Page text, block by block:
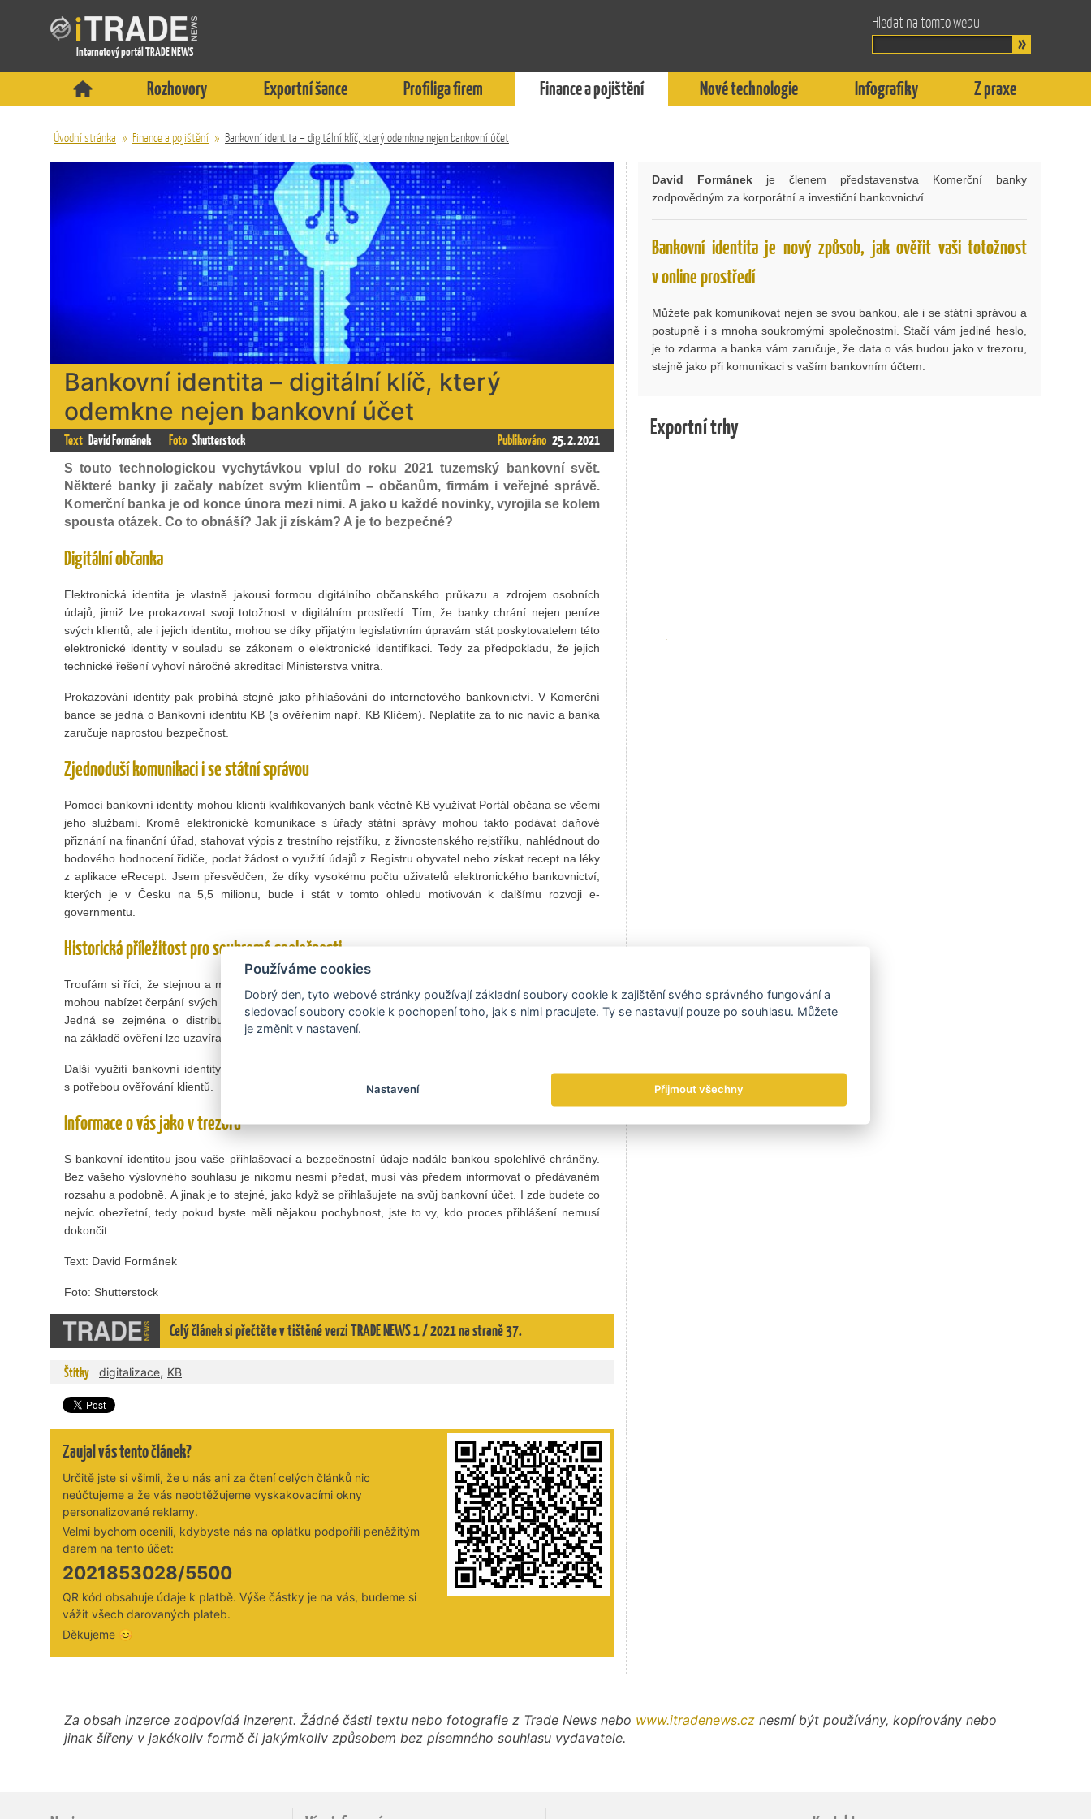
Internetový portál TRADE NEWS
Hledat na tomto webu
Rozhovory Exportní šance Profiliga firem Finance a pojištění Nové technologie Infografiky Z praxe
Úvodní stránka » Finance a pojištění » Bankovní identita – digitální klíč, který odemkne nejen bankovní účet
Bankovní identita – digitální klíč, který
odemkne nejen bankovní účet
Text David Formánek Foto Shutterstock Publikováno 25. 2. 2021
S touto technologickou vychytávkou vplul do roku 2021 tuzemský bankovní svět.
Některé banky ji začaly nabízet svým klientům – občanům, firmám i veřejné správě.
Komerční banka je od konce února mezi nimi. A jako u každé novinky, vyrojila se kolem
spousta otázek. Co to obnáší? Jak ji získám? A je to bezpečné?
Digitální občanka
Elektronická identita je vlastně jakousi formou digitálního občanského průkazu a zdrojem osobních
údajů, jimiž lze prokazovat svoji totožnost v digitálním prostředí. Tím, že banky chrání nejen peníze
svých klientů, ale i jejich identitu, mohou se díky přijatým legislativním úpravám stát poskytovatelem této
elektronické identity v souladu se zákonem o elektronické identifikaci. Tedy za předpokladu, že jejich
technické řešení vyhoví náročné akreditaci Ministerstva vnitra.
Prokazování identity pak probíhá stejně jako přihlašování do internetového bankovnictví. V Komerční
bance se jedná o Bankovní identitu KB (s ověřením např. KB Klíčem). Neplatíte za to nic navíc a banka
zaručuje naprostou bezpečnost.
Zjednoduší komunikaci i se státní správou
Pomocí bankovní identity mohou klienti kvalifikovaných bank včetně KB využívat Portál občana se všemi
jeho službami. Kromě elektronické komunikace s úřady státní správy mohou takto podávat daňové
přiznání na finanční úřad, stahovat výpis z trestního rejstříku, z živnostenského rejstříku, nahlédnout do
bodového hodnocení řidiče, podat žádost o využití údajů z Registru obyvatel nebo získat recept na léky
z aplikace eRecept. Jsem přesvědčen, že díky vysokému počtu uživatelů elektronického bankovnictví,
kterých je v Česku na 5,5 milionu, bude i stát v tomto ohledu motivován k dalšímu rozvoji e-
governmentu.
Historická příležitost pro soukromé společnosti
Troufám si říci, že stejnou a možná větší příležitostí je bankovní identita pro soukromé společnosti. Ty
mohou nabízet čerpání svých online služeb milionům klientů najednou s jistotou, že vědí, s kým jednají.
Jedná se zejména o distributory plynu, elektřiny, telekomunikační společnosti atd. Tedy tam, kde
na základě ověření lze uzavírat smlouvy či provádět změny v rámci využívaných služeb či tarifů.
Další využití bankovní identity se nabízí např. v rámci e-shopů či samoobslužných portálů spojených
s potřebou ověřování klientů.
Informace o vás jako v trezoru
S bankovní identitou jsou vaše přihlašovací a bezpečnostní údaje nadále bankou spolehlivě chráněny.
Bez vašeho výslovného souhlasu je nikomu nesmí předat, musí vás předem informovat o předávaném
rozsahu a podobně. A jinak je to stejné, jako když se přihlašujete na svůj bankovní účet. I zde budete co
nejvíc obezřetní, tedy pokud byste měli nějakou pochybnost, jste to vy, kdo proces přihlášení nemusí
dokončit.
Text: David Formánek
Foto: Shutterstock
Celý článek si přečtěte v tištěné verzi TRADE NEWS 1 / 2021 na straně 37.
Štítky digitalizace, KB
Zaujal vás tento článek?
Určitě jste si všimli, že u nás ani za čtení celých článků nic
neúčtujeme a že vás neobtěžujeme vyskakovacími okny
personalizované reklamy.
Velmi bychom ocenili, kdybyste nás na oplátku podpořili peněžitým
darem na tento účet:
2021853028/5500
QR kód obsahuje údaje k platbě. Výše částky je na vás, budeme si
vážit všech darovaných plateb.
Děkujeme 😊
David Formánek je členem představenstva Komerční banky
zodpovědným za korporátní a investiční bankovnictví
Bankovní identita je nový způsob, jak ověřit vaši totožnost
v online prostředí
Můžete pak komunikovat nejen se svou bankou, ale i se státní správou a
postupně i s mnoha soukromými společnostmi. Stačí vám jediné heslo,
je to zdarma a banka vám zaručuje, že data o vás budou jako v trezoru,
stejně jako při komunikaci s vaším bankovním účtem.
Exportní trhy
Za obsah inzerce zodpovídá inzerent. Žádné části textu nebo fotografie z Trade News nebo www.itradenews.cz nesmí být používány, kopírovány nebo
jinak šířeny v jakékoliv formě či jakýmkoliv způsobem bez písemného souhlasu vydavatele.
Používáme cookies
Dobrý den, tyto webové stránky používají základní soubory cookie k zajištění svého správného fungování a
sledovací soubory cookie k pochopení toho, jak s nimi pracujete. Ty se nastavují pouze po souhlasu. Můžete
je změnit v nastavení.
Nastavení Přijmout všechny